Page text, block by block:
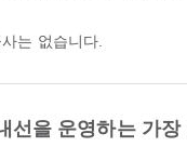
는 없습니다.
선을 운영하는 가